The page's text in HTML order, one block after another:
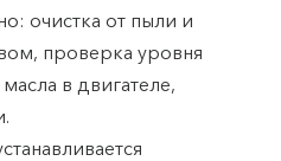
очистка от пыли и
проверка уровня
в двигателе,